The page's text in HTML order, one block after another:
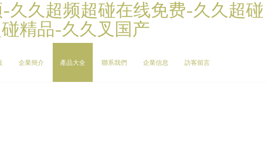
久久超频超碰在线免费-久久超碰
精品-久久叉国产
企業簡介 產品大全 聯系我們 企業信息 訪客留言